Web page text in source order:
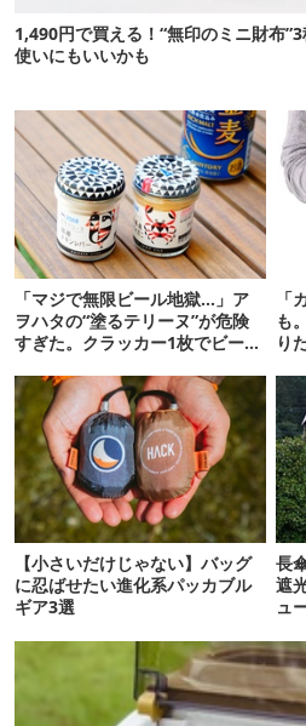
1,490円で買える！“無印のミニ財布
使いにもいいかも
「マジで無限ビール地獄…」ア
ヲハタの“塗るテリーヌ”が危険
すぎた。クラッカー1枚でビール
「
も
り
【小さいだけじゃない】バッグ
に忍ばせたい進化系パッカブル
ギア3選
長
遮
ュ